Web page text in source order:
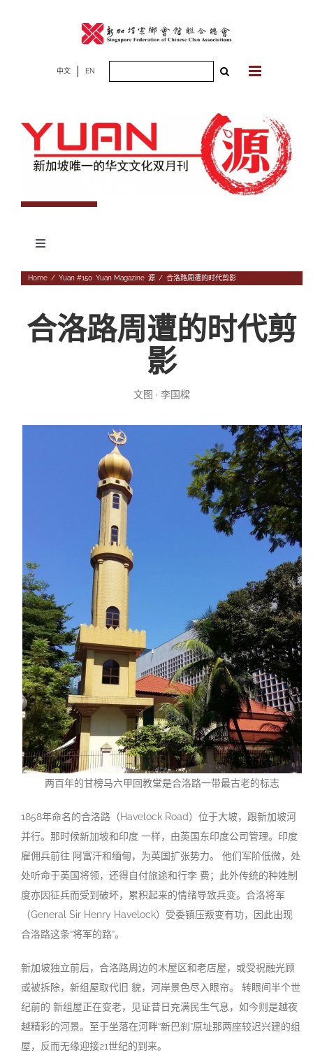
中文 EN
Toggle
专题
文化
往期杂志
投稿
Home / Yuan #150, Yuan Magazine, 源 / 合洛路周遭的时代剪影
合洛路周遭的时代剪
影
文图 · 李国樑
两百年的甘榜马六甲回教堂是合洛路一带最古老的标志
1858年命名的合洛路（Havelock Road）位于大坡，跟新加坡河
并行。那时候新加坡和印度 一样，由英国东印度公司管理。印度
雇佣兵前往 阿富汗和缅甸，为英国扩张势力。 他们军阶低微，处
处听命于英国将领，还得自付旅途和行李 费；此外传统的种姓制
度亦因征兵而受到破坏，累积起来的情绪导致兵变。合洛将军
（General Sir Henry Havelock）受委镇压叛变有功，因此出现
合洛路这条“将军的路”。
新加坡独立前后，合洛路周边的木屋区和老店屋，或受祝融光顾
或被拆除，新组屋取代旧 貌，河岸景色尽入眼帘。 转眼间半个世
纪前的 新组屋正在变老，见证昔日充满民生气息，如今则是越夜
越精彩的河景。至于坐落在河畔“新巴刹”原址那两座较迟兴建的组
屋，反而无缘迎接21世纪的到来。